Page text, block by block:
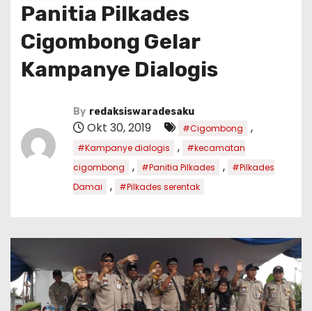
Panitia Pilkades
Cigombong Gelar
Kampanye Dialogis
By redaksiswaradesaku
Okt 30, 2019 #Cigombong ,
#Kampanye dialogis ,
#kecamatan
cigombong
, #Panitia Pilkades ,
#Pilkades
Damai
, #Pilkades serentak